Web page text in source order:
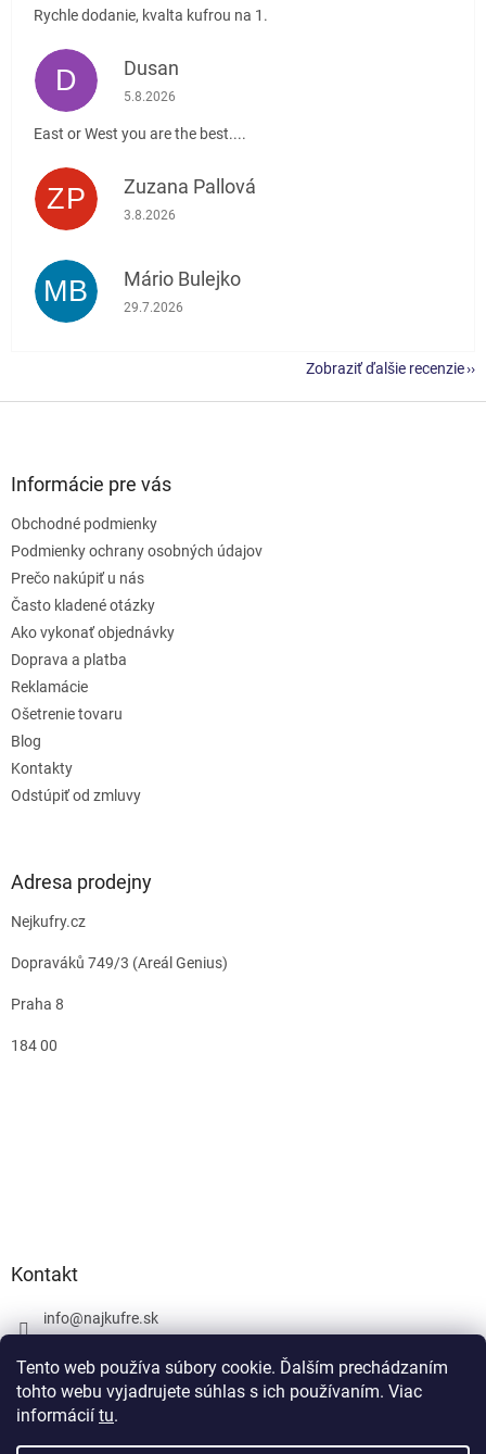
Tento web používa súbory cookie. Ďalším prechádzaním
tohto webu vyjadrujete súhlas s ich používaním. Viac
informácií tu.
Rychle dodanie, kvalta kufrou na 1.
D Dusan
Hodnotenie obchodu je 5 z 5 hviezdičiek.
5.8.2026
East or West you are the best....
ZP Zuzana Pallová
Hodnotenie obchodu je 5 z 5 hviezdičiek.
3.8.2026
MB Mário Bulejko
Hodnotenie obchodu je 5 z 5 hviezdičiek.
29.7.2026
Zobraziť ďalšie recenzie
Informácie pre vás
Obchodné podmienky
Podmienky ochrany osobných údajov
Prečo nakúpiť u nás
Často kladené otázky
Ako vykonať objednávky
Doprava a platba
Reklamácie
Ošetrenie tovaru
Blog
Kontakty
Odstúpiť od zmluvy
Adresa prodejny
Nejkufry.cz
Dopraváků 749/3 (Areál Genius)
Praha 8
184 00
Kontakt
info@najkufre.sk
Facebook